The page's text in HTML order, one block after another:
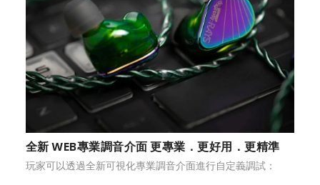
全新 WEB專業調音介面 更專業．更好用．更精準
玩家可以透過全新可視化專業調音介面進行自定義調試：